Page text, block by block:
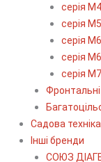
серія
серія
серія
серія
серія
Садова техніка
Інші бренди
СОЮЗ